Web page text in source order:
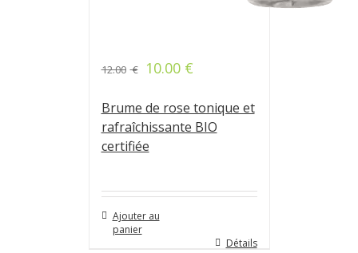
12.00 € 10.00 €
Brume de rose tonique et
rafraîchissante BIO
certifiée
Ajouter au
panier
Détails